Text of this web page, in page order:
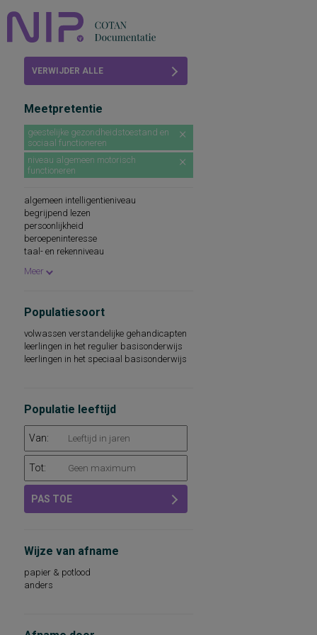
Abonneren
FAQ
VERWIJDER ALLE
Meetpretentie
geestelijke gezondheidstoestand en
sociaal functioneren
niveau algemeen motorisch
functioneren
algemeen intelligentieniveau
begrijpend lezen
persoonlijkheid
beroepeninteresse
taal- en rekenniveau
spellingsvaardigheid
persoonlijkheidseigenschappen
woordenschat
sociaal-emotioneel functioneren
technische leesvaardigheid
leesvaardigheid
psychopathologie
rekenvaardigheid
sociale redzaamheid
technisch lezen
aandacht en concentratie
algemeen capaciteitenniveau
basisvaardigheden op het gebied van
taal, rekenen-wiskunde en
wereldoriëntatie
begrijpend lezen en leesattitude
kwaliteit van leven
persoonlijkheidsdimensies
persoonlijkheidsfactoren
Meer
Populatiesoort
volwassen verstandelijke gehandicapten
leerlingen in het regulier basisonderwijs
leerlingen in het speciaal basisonderwijs
Populatie leeftijd
Van:
Tot:
PAS TOE
Wijze van afname
papier & potlood
anders